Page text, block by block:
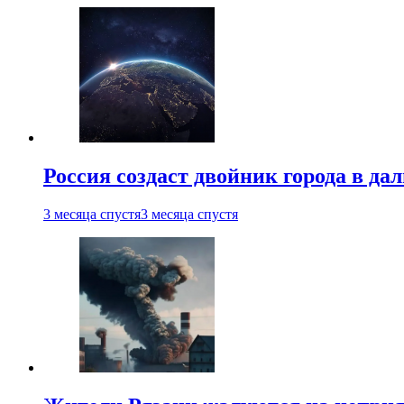
Россия создаст двойник города в
3 месяца спустя3 месяца спустя